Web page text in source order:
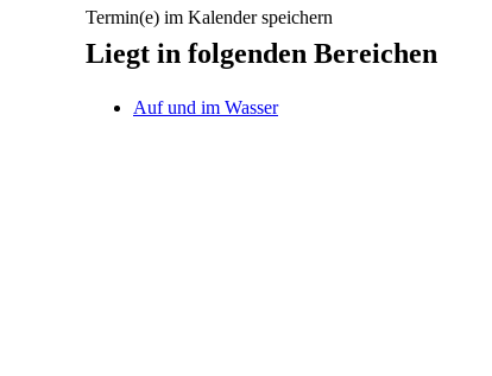
Termin(e) im Kalender speichern
Liegt in folgenden Bereichen
Auf und im Wasser